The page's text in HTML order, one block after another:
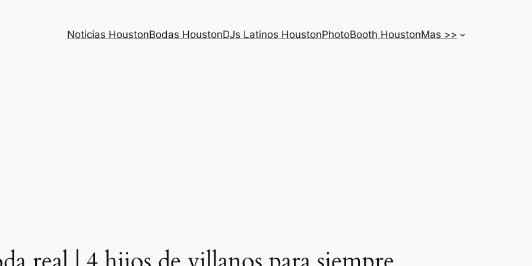
Noticias HoustonBodas HoustonDJs Latinos HoustonPhotoBooth HoustonMas >>